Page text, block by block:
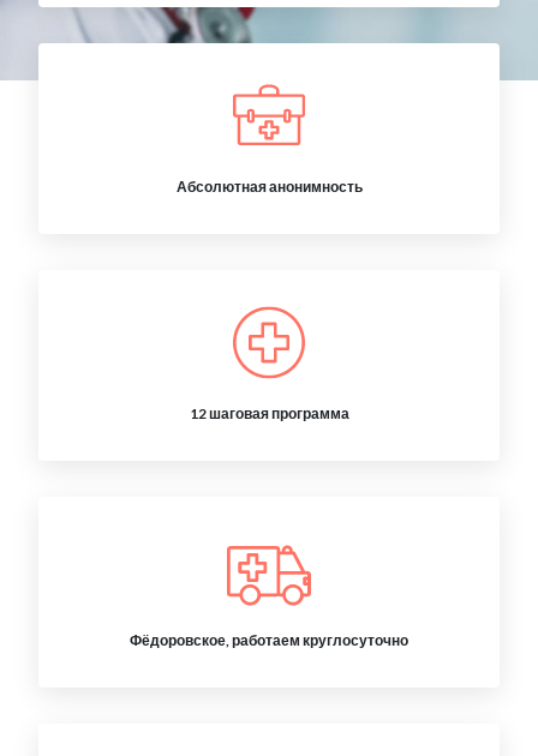
Абсолютная анонимность
12 шаговая программа
Фёдоровское, работаем круглосуточно